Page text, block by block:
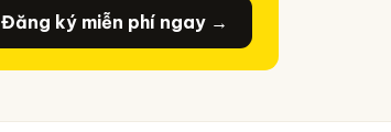
Đăng ký miễn phí ngay →